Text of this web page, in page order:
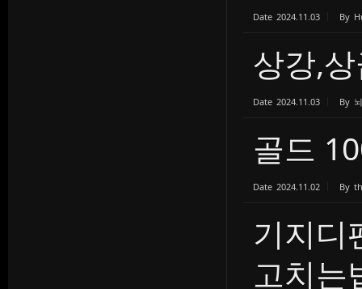
Date 2024.11.03 By
상강,
Date 2024.11.03 By
골드
Date 2024.11.02 By
기지
고치는